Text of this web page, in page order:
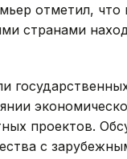
отметил,
странами
проектов.
с